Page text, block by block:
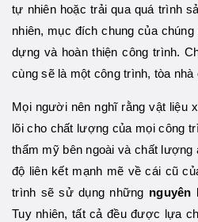
tự nhiên hoặc trải qua quá trình
nhiên, mục đích chung của
dựng và hoàn thiện công trình.
cùng sẽ là một công trình, tòa
Mọi người nên nghĩ rằng vật liệu
lõi cho chất lượng của mọi công
thẩm mỹ bên ngoài và chất lượng
độ liên kết mạnh mẽ về cái cũ
trình sẽ sử dụng những nguyên
Tuy nhiên, tất cả đều được lựa